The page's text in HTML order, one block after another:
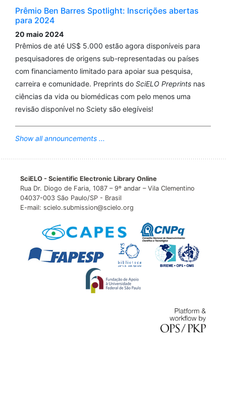
Prêmio Ben Barres Spotlight: Inscrições abertas
para 2024
20 maio 2024
Prêmios de até US$ 5.000 estão agora disponíveis para
pesquisadores de origens sub-representadas ou países
com financiamento limitado para apoiar sua pesquisa,
carreira e comunidade. Preprints do SciELO Preprints nas
ciências da vida ou biomédicas com pelo menos uma
revisão disponível no Sciety são elegíveis!
Show all announcements ...
SciELO - Scientific Electronic Library Online
Rua Dr. Diogo de Faria, 1087 – 9º andar – Vila Clementino
04037-003 São Paulo/SP - Brasil
E-mail: scielo.submission@scielo.org